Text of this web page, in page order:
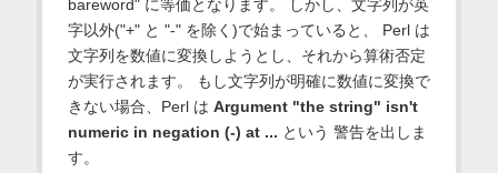
bareword" に等価となります。 しかし、文字列が英
字以外("+" と "-" を除く)で始まっていると、 Perl は
文字列を数値に変換しようとし、それから算術否定
が実行されます。 もし文字列が明確に数値に変換で
きない場合、Perl は Argument "the string" isn't
numeric in negation (-) at ... という 警告を出しま
す。